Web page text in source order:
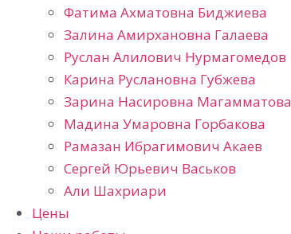
Фатима Ахматовна Биджиева
Залина Амирхановна Галаева
Руслан Алилович Нурмагомедов
Карина Руслановна Губжева
Зарина Насировна Магамматова
Мадина Умаровна Горбакова
Рамазан Ибрагимович Акаев
Сергей Юрьевич Васьков
Али Шахриари
Цены